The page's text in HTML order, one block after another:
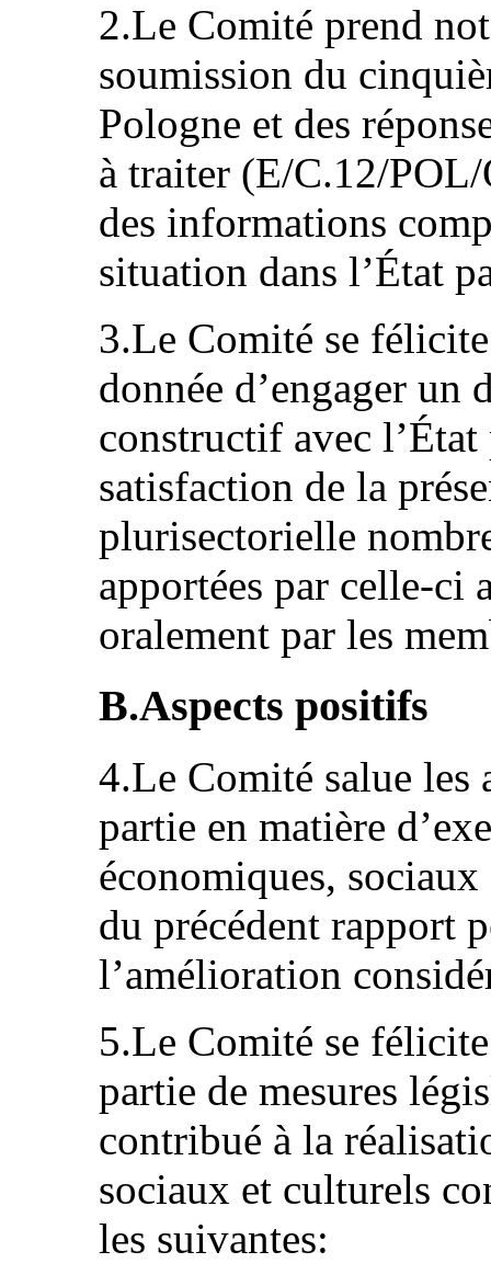
2.Le Comité prend
soumission du
Pologne et des
à traiter (E/C.12/
des informations
situation dans l’État
3.Le Comité se
donnée d’engager un
constructif avec
satisfaction de la
plurisectorielle
apportées par celle-ci
oralement par les
B.Aspects positifs
4.Le Comité salue les
partie en matière
économiques,
du précédent rapport
l’amélioration
5.Le Comité se
partie de mesures
contribué à la
sociaux et culturels
les suivantes: